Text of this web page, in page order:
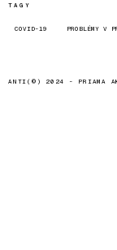
TAGY
COVID-19 PROBLÉMY V
ANTI(©) 2024 - PRIAMA